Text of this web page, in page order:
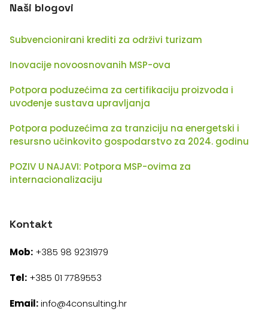
Naši blogovi
Subvencionirani krediti za održivi turizam
Inovacije novoosnovanih MSP-ova
Potpora poduzećima za certifikaciju proizvoda i
uvođenje sustava upravljanja
Potpora poduzećima za tranziciju na energetski i
resursno učinkovito gospodarstvo za 2024. godinu
POZIV U NAJAVI: Potpora MSP-ovima za
internacionalizaciju
Kontakt
Mob: +385 98 9231979
Tel: +385 01 7789553
Email:info@4consulting.hr